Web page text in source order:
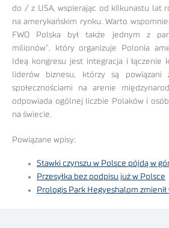
do / z USA, wspierając od kilkunastu lat
na amerykańskim rynku. Warto
FWO Polska był także jednym z
milionów”, który organizuje Polonia
Ideą kongresu jest integracja i łączenie
liderów biznesu, którzy są
społecznościami na arenie
odpowiada ogólnej liczbie Polaków i
na świecie.
Powiązane wpisy:
Stawki czynszu w Polsce pójdą w
Przesyłka bez podpisu już w Polsce
Prologis Park Hegyeshalom zmienił